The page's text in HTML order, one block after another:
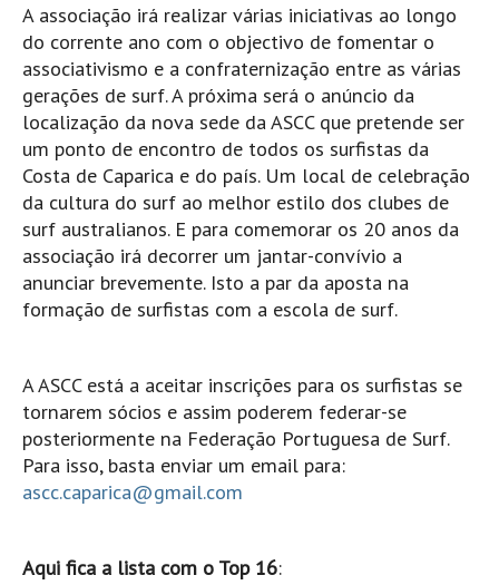
Carcavelos Secret HD
Carcavelos - Calhau
COSTA DA CAPARICA HD
Costa da Caparica - C.I.Surf HD
Costa da Caparica - Praia Norte HD
Costa da Caparica - Praia CDS - HD
Costa da Caparica - Marcelino Beach Cafe HD
Costa da Caparica - Fonte da Telha HD
ALENTEJO / ALGARVE
Monte Clérigo HD - O sargo
Faro HD
Fuzeta
Fuzeta Vista Mar HD
Machico HD
A associação irá realizar várias iniciativas ao longo
do corrente ano com o objectivo de fomentar o
associativismo e a confraternização entre as várias
gerações de surf. A próxima será o anúncio da
localização da nova sede da ASCC que pretende ser
um ponto de encontro de todos os surfistas da
Costa de Caparica e do país. Um local de celebração
da cultura do surf ao melhor estilo dos clubes de
surf australianos. E para comemorar os 20 anos da
associação irá decorrer um jantar-convívio a
anunciar brevemente. Isto a par da aposta na
formação de surfistas com a escola de surf.
A ASCC está a aceitar inscrições para os surfistas se
tornarem sócios e assim poderem federar-se
posteriormente na Federação Portuguesa de Surf.
Para isso, basta enviar um email para:
ascc.caparica@gmail.com
Aqui fica a lista com o Top 16: